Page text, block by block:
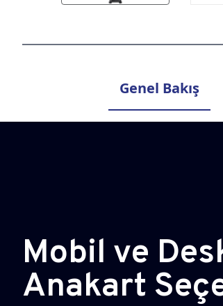
Genel Bakış
Mobil ve
Anakart